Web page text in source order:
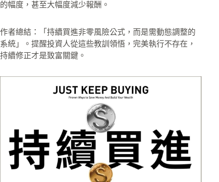
的幅度，甚至大幅度減少報酬。
作者總結：「持續買進非零風險公式，而是需動態調整的
系統」。提醒投資人從這些教訓領悟，完美執行不存在，
持續修正才是致富關鍵。